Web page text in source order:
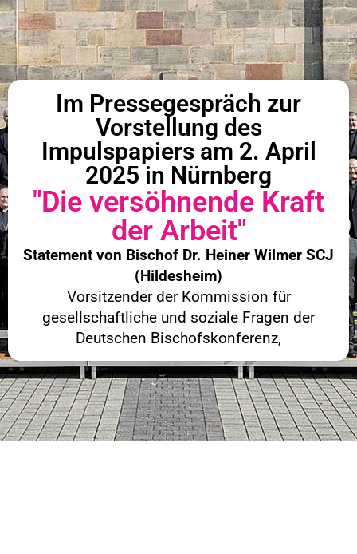
Im Pressegespräch zur
Vorstellung des
Impulspapiers am 2. April
2025 in Nürnberg
"Die versöhnende Kraft
der Arbeit"
Statement von Bischof Dr. Heiner Wilmer SCJ
(Hildesheim)
Vorsitzender der Kommission für
gesellschaftliche und soziale Fragen der
Deutschen Bischofskonferenz,